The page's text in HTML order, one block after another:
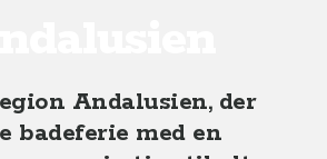
Andalusien, der
badeferie med en